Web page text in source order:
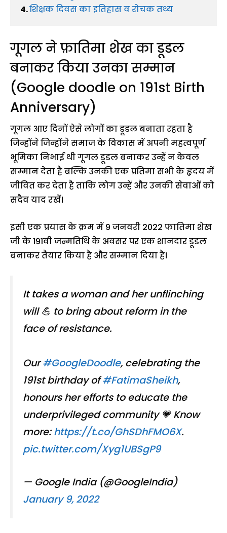
4. शिक्षक दिवस का इतिहास व रोचक तथ्य
गूगल ने फ़ातिमा शेख का डूडल
बनाकर किया उनका सम्मान
(Google doodle on 191st Birth
Anniversary)
गूगल आए दिनों ऐसे लोगों का डूडल बनाता रहता है
जिन्होंने जिन्होंने समाज के विकास में अपनी महत्वपूर्ण
भूमिका निभाई थी गूगल डूडल बनाकर उन्हें न केवल
सम्मान देता है बल्कि उनकी एक प्रतिमा सभी के हृदय में
जीवित कर देता है ताकि लोग उन्हें और उनकी सेवाओं को
सदैव याद रखें।
इसी एक प्रयास के क्रम में 9 जनवरी 2022 फातिमा शेख
जी के 191वी जन्मतिथि के अवसर पर एक शानदार डूडल
बनाकर तैयार किया है और सम्मान दिया है।
It takes a woman and her unflinching
will 💪 to bring about reform in the
face of resistance.
Our#GoogleDoodle, celebrating the
191st birthday of#FatimaSheikh,
honours her efforts to educate the
underprivileged community 💗 Know
more:https://t.co/GhSDhFMO6X.
pic.twitter.com/Xyg1UBSgP9
— Google India (@GoogleIndia)
January 9, 2022